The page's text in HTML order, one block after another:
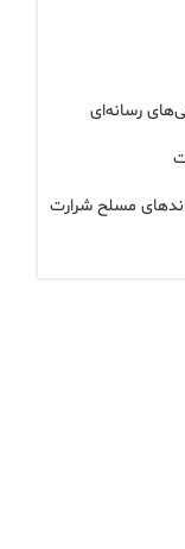
رسانه‌ای
و ۴ شرور عضو باندهای مسلح شرارت